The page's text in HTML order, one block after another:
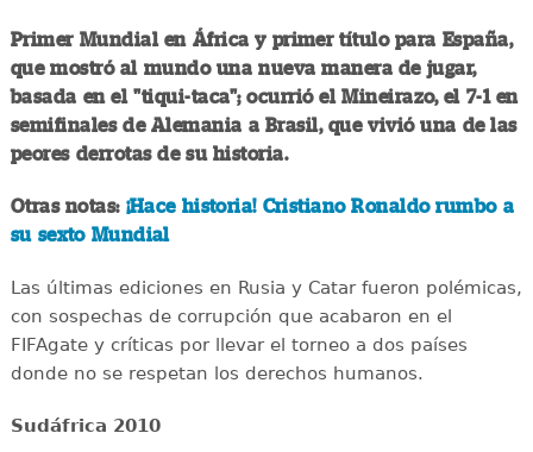
Primer Mundial en África y primer título para España,
que mostró al mundo una nueva manera de jugar,
basada en el "tiqui-taca"; ocurrió el Mineirazo, el 7-1 en
semifinales de Alemania a Brasil, que vivió una de las
peores derrotas de su historia.
Otras notas: ¡Hace historia! Cristiano Ronaldo rumbo a
su sexto Mundial
Las últimas ediciones en Rusia y Catar fueron polémicas,
con sospechas de corrupción que acabaron en el
FIFAgate y críticas por llevar el torneo a dos países
donde no se respetan los derechos humanos.
Sudáfrica 2010